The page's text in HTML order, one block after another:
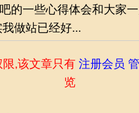
吧的一些心得体会和大
站已经好...
,该文章只有 注册会员
览